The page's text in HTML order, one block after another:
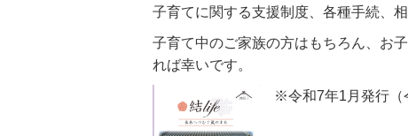
子育てに関する支援制度、各種手続、
子育て中のご家族の方はもちろん、お
れば幸いです。
※令和7年1月発行（